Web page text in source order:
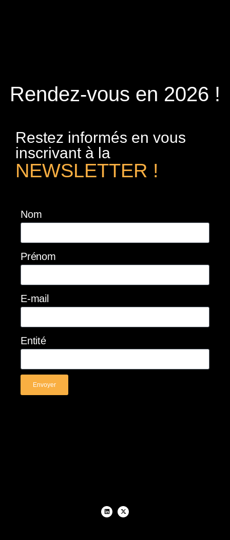
Rendez-vous en 2026 !
Restez informés en vous
inscrivant à la
NEWSLETTER !
Nom
Prénom
E-mail
Entité
Envoyer